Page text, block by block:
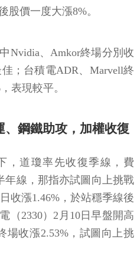
股價一度大漲8%。
Nvidia、Amkor終場分別收
；台積電ADR、Marvell終
表現較平。
、鋼鐵助攻，加權收復
，道瓊率先收復季線，費
年線，那指亦試圖向上挑戰
收漲1.46%，於站穩季線後
（2330）2月10日早盤開高
場收漲2.53%，試圖向上挑